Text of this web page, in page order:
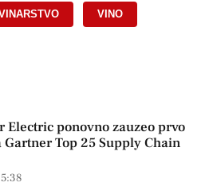
VINO
Electric ponovno zauzeo prvo
Gartner Top 25 Supply Chain